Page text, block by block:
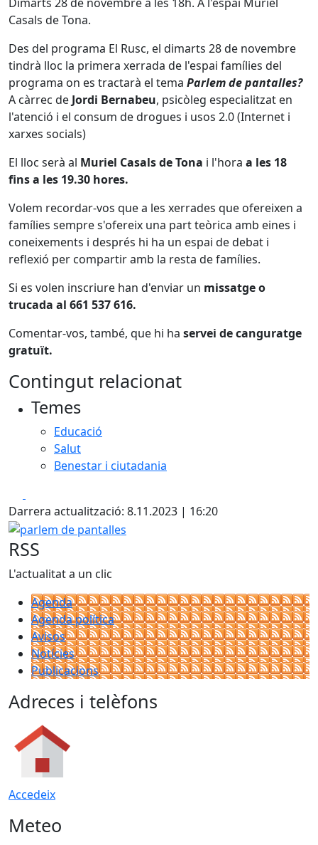
Casals de Tona.
Des del programa El Rusc, el dimarts 28 de novembre
tindrà lloc la primera xerrada de l'espai famílies del
programa on es tractarà el tema Parlem de pantalles?
A càrrec de Jordi Bernabeu, psicòleg especialitzat en
l'atenció i el consum de drogues i usos 2.0 (Internet i
xarxes socials)
El lloc serà al Muriel Casals de Tona i l'hora a les 18
fins a les 19.30 hores.
Volem recordar-vos que a les xerrades que ofereixen a
famílies sempre s'ofereix una part teòrica amb eines i
coneixements i després hi ha un espai de debat i
reflexió per compartir amb la resta de famílies.
Si es volen inscriure han d'enviar un missatge o
trucada al 661 537 616.
Comentar-vos, també, que hi ha servei de canguratge
gratuït.
Contingut relacionat
Temes
Educació
Salut
Benestar i ciutadania
Darrera actualització: 8.11.2023 | 16:20
parlem de pantalles
RSS
L'actualitat a un clic
Agenda
Agenda política
Avisos
Notícies
Publicacions
Adreces i telèfons
Accedeix
Meteo